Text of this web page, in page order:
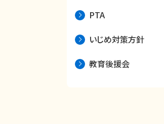
PTA
いじめ対策方針
教育後援会